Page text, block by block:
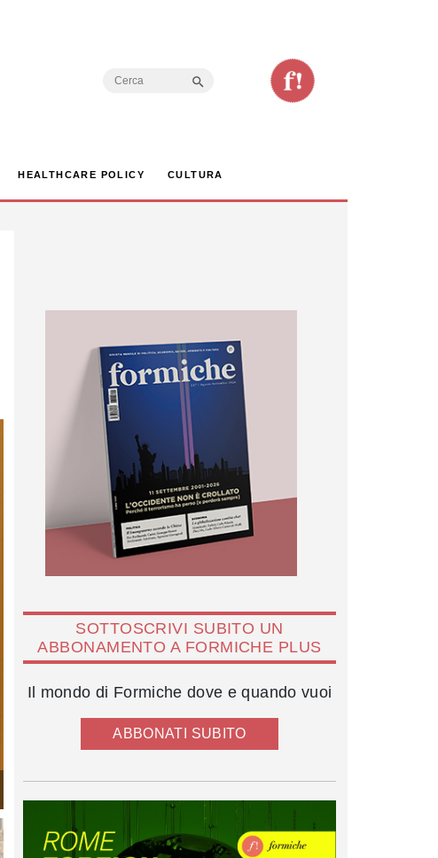
Search
HEALTHCARE POLICY CULTURA
SOTTOSCRIVI SUBITO UN
ABBONAMENTO A FORMICHE PLUS
Il mondo di Formiche dove e quando vuoi
ABBONATI SUBITO